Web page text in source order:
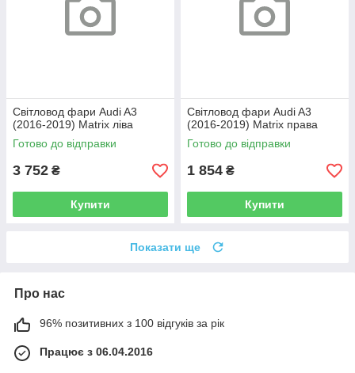
Світловод фари Audi A3
(2016-2019) Matrix ліва
Готово до відправки
3 752 ₴
Купити
Світловод фари Audi A3
(2016-2019) Matrix права
Готово до відправки
1 854 ₴
Купити
Показати ще
Про нас
96% позитивних з 100 відгуків за рік
Працює з 06.04.2016